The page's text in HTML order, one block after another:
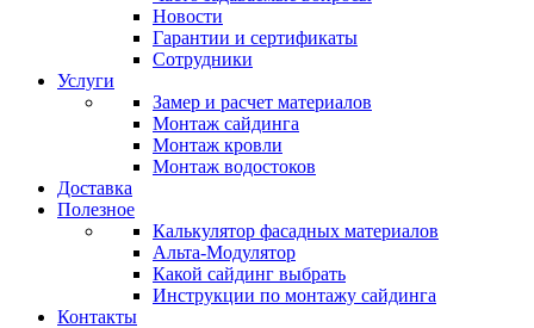
Новости
Гарантии и сертификаты
Сотрудники
Услуги
Замер и расчет материалов
Монтаж сайдинга
Монтаж кровли
Монтаж водостоков
Доставка
Полезное
Калькулятор фасадных материалов
Альта-Модулятор
Какой сайдинг выбрать
Инструкции по монтажу сайдинга
Контакты